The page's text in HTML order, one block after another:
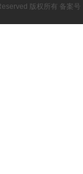
版权所有 备案号